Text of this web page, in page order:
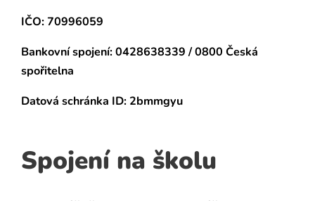
IČO: 70996059
Bankovní spojení:0428638339 / 0800 Česká
spořitelna
Datová schránka ID: 2bmmgyu
Spojení na školu